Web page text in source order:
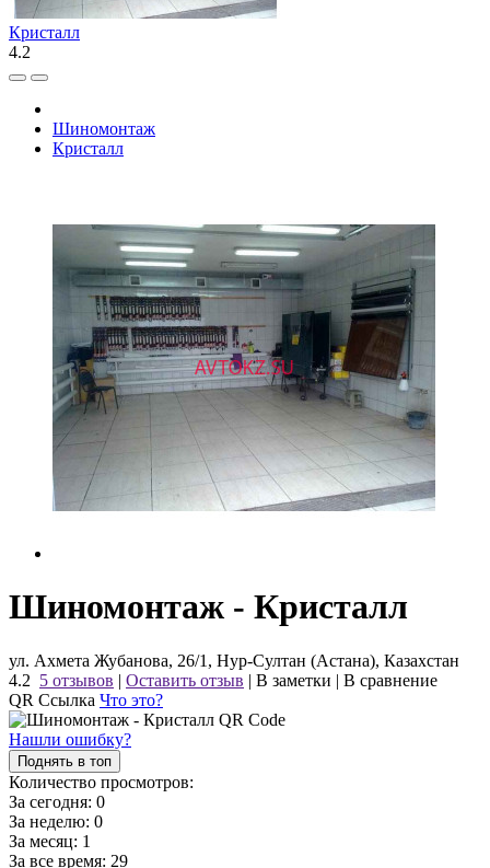
Кристалл
4.2
Шиномонтаж
Кристалл
Шиномонтаж - Кристалл
ул. Ахмета Жубанова, 26/1, Нур-Султан (Астана), Казахстан
4.2 5 отзывов | Оставить отзыв | В заметки | В сравнение
QR Ссылка Что это?
Нашли ошибку?
Поднять в топ
Количество просмотров:
За сегодня: 0
За неделю: 0
За месяц: 1
За все время: 29